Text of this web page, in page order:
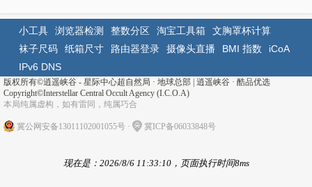
小工具 浏览器检测 整数分区 淘宝工具箱
文胸罩杯计算
袜子尺码
纸箱尺寸 路由器登录 摄像头直播 BMI 指数
iCoA
IPv6 DNS
版权所有©逍遥峡谷 - 星际中心超自然局 · 地球总部 逍遥峡谷 · 酷品优选
Copyright©Interstellar Central Occult Agency (I.C.O.A)
本局纯属虚构，如有雷同，纯属巧合
冀公网安备13011102001055号 · 冀ICP备06033848号
现在是：2026/8/6 11:33:10，页面执行时间8ms